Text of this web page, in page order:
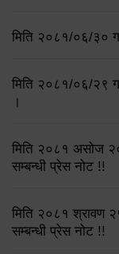
मिति २०८१/०६/३०
मिति २०८१/०६/२९
।
मिति २०८१ असोज
सम्बन्धी प्रेस नोट !!
मिति २०८१ श्रावण
सम्बन्धी प्रेस नोट !!